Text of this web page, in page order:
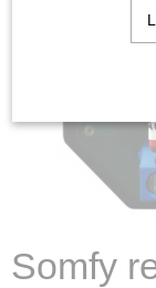
Somfy